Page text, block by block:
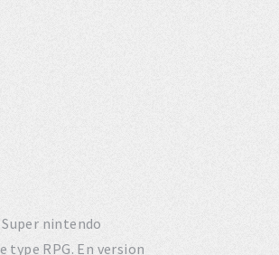
nintendo
RPG. En version